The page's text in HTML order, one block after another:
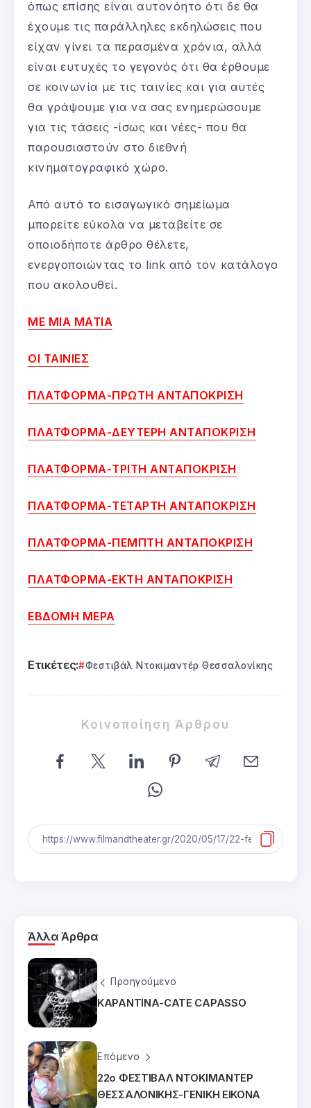
όπως επίσης είναι αυτονόητο ότι δε θα
έχουμε τις παράλληλες εκδηλώσεις που
είχαν γίνει τα περασμένα χρόνια, αλλά
είναι ευτυχές το γεγονός ότι θα έρθουμε
σε κοινωνία με τις ταινίες και για αυτές
θα γράψουμε για να σας ενημερώσουμε
για τις τάσεις -ίσως και νέες- που θα
παρουσιαστούν στο διεθνή
κινηματογραφικό χώρο.
Από αυτό το εισαγωγικό σημείωμα
μπορείτε εύκολα να μεταβείτε σε
οποιοδήποτε άρθρο θέλετε,
ενεργοποιώντας το link από τον κατάλογο
που ακολουθεί.
ΜΕ ΜΙΑ ΜΑΤΙΑ
ΟΙ ΤΑΙΝΙΕΣ
ΠΛΑΤΦΟΡΜΑ-ΠΡΩΤΗ ΑΝΤΑΠΟΚΡΙΣΗ
ΠΛΑΤΦΟΡΜΑ-ΔΕΥΤΕΡΗ ΑΝΤΑΠΟΚΡΙΣΗ
ΠΛΑΤΦΟΡΜΑ-ΤΡΙΤΗ ΑΝΤΑΠΟΚΡΙΣΗ
ΠΛΑΤΦΟΡΜΑ-ΤΕΤΑΡΤΗ ΑΝΤΑΠΟΚΡΙΣΗ
ΠΛΑΤΦΟΡΜΑ-ΠΕΜΠΤΗ ΑΝΤΑΠΟΚΡΙΣΗ
ΠΛΑΤΦΟΡΜΑ-ΕΚΤΗ ΑΝΤΑΠΟΚΡΙΣΗ
ΕΒΔΟΜΗ ΜΕΡΑ
Ετικέτες: Φεστιβάλ Ντοκιμαντέρ Θεσσαλονίκης
Κοινοποίηση Άρθρου
Άλλα Άρθρα
Προηγούμενο
ΚΑΡΑΝΤΙΝΑ-CATE CAPASSO
Επόμενο
22ο ΦΕΣΤΙΒΑΛ ΝΤΟΚΙΜΑΝΤΕΡ
ΘΕΣΣΑΛΟΝΙΚΗΣ-ΓΕΝΙΚΗ ΕΙΚΟΝΑ